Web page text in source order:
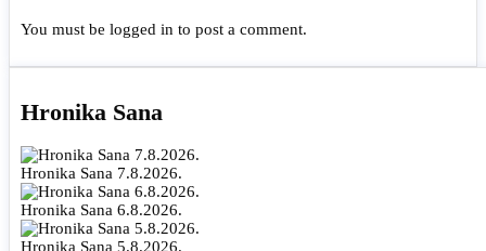
You must be logged in to post a comment.
Hronika Sana
Hronika Sana 7.8.2026.
Hronika Sana 6.8.2026.
Hronika Sana 5.8.2026.